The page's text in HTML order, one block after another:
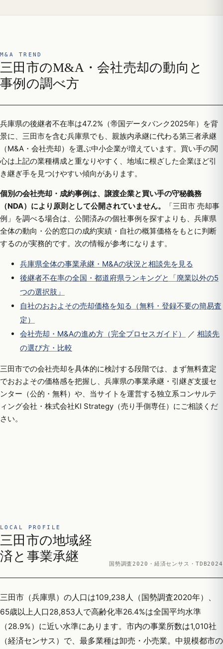
M&A TREND
三田市のM&A・会社売却の動向と
事例の調べ方
兵庫県の後継者不在率は47.2%（帝国データバンク2025年）を背
景に、三田市を含む兵庫県でも、親族内承継に代わる第三者承継
（M&A・会社売却）を選ぶ中小企業が増えています。買い手の関
心は上記の業種構成と重なりやすく、地域に根ざした企業ほど引
き継ぎ手を見つけやすい傾向があります。
個別の会社売却・成約事例は、譲渡企業と買い手の守秘義務
（NDA）により原則として公開されていません。
「三田市 売却事
例」を調べる場合は、公開済みの個社事例を探すよりも、兵庫県
全体の動向・公的窓口の成約実績・自社の概算価格をもとに判断
するのが実務的です。次の情報が参考になります。
兵庫県全体の事業承継・M&Aの状況と相談先を見る
後継者不在率の全国・都道府県ランキングと「廃業以外の5
つの選択肢」
自社のおおよその売却価格を知る（無料・登録不要の簡易査
定）
会社売却・M&Aの進め方（完全プロセスガイド）
／ 相談先
の選び方・比較
三田市での会社売却を具体的に検討する段階では、まず無料査定
でおおよその価格感を把握し、兵庫県の事業承継・引継ぎ支援セ
ンター（公的・無料）や、当サイトを運営する独立系コンサルテ
ィング会社・株式会社KI Strategy（売り手側専任）にご相談くだ
さい。
LOCAL PROFILE
三田市の地域経
済と事業承継
国勢調査2020・経済センサス・TDB2024
三田市（兵庫県）の人口は109,238人（国勢調査2020年）、
65歳以上人口28,853人で高齢化率26.4%は全国平均水準
（28.9%）に近い水準にあります。市内の事業所数は1,010社
（経済センサス）で、最多業種は卸売・小売業。中規模都市の